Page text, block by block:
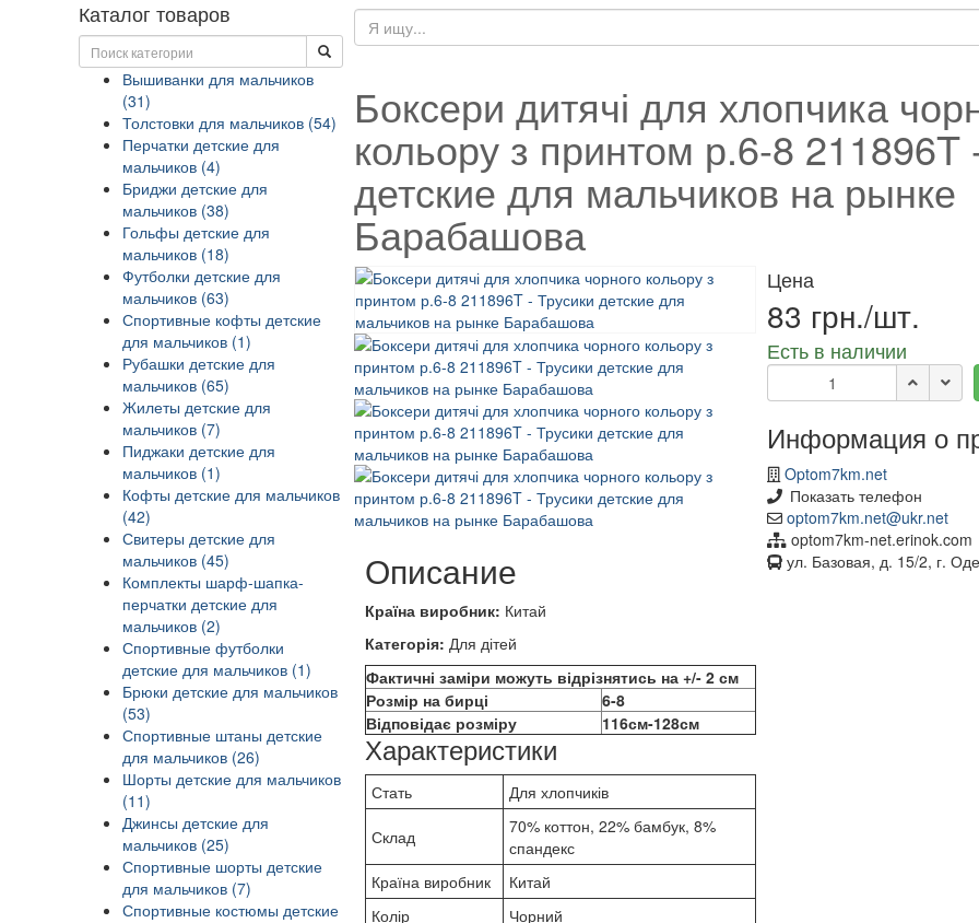
Боксери дитячі для хлопчика
кольору з принтом р.6-8 211896T
детские для мальчиков на рынке
Барабашова
Описание
Країна виробник: Китай
Категорія: Для дітей
Фактичні заміри можуть відрізнятись на +/- 2 см
Розмір на бирці
6-8
Відповідає розміру
116см-128см
Характеристики
Стать Для хлопчиків
Склад
70% коттон, 22% бамбук, 8%
спандекс
Країна виробник
Китай
Колір
Чорний
Цена
83 грн./шт.
Есть в наличии
Информация о
Optom7km.net
Показать телефон
optom7km.net@ukr.net
optom7km-net.erinok.com
ул. Базовая, д. 15/2, г.
Каталог товаров
Вышиванки для мальчиков
(31)
Толстовки для мальчиков (54)
Перчатки детские для
мальчиков (4)
Бриджи детские для
мальчиков (38)
Гольфы детские для
мальчиков (18)
Футболки детские для
мальчиков (63)
Спортивные кофты детские
для мальчиков (1)
Рубашки детские для
мальчиков (65)
Жилеты детские для
мальчиков (7)
Пиджаки детские для
мальчиков (1)
Кофты детские для мальчиков
(42)
Свитеры детские для
мальчиков (45)
Комплекты шарф-шапка-
перчатки детские для
мальчиков (2)
Спортивные футболки
детские для мальчиков (1)
Брюки детские для мальчиков
(53)
Спортивные штаны детские
для мальчиков (26)
Шорты детские для мальчиков
(11)
Джинсы детские для
мальчиков (25)
Спортивные шорты детские
для мальчиков (7)
Спортивные костюмы детские